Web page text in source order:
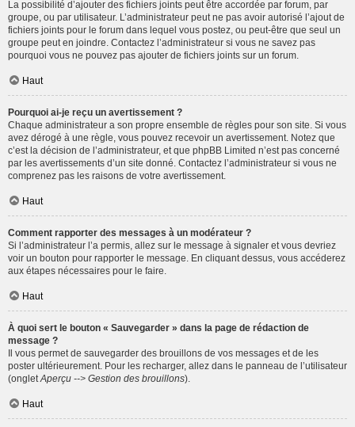
La possibilité d’ajouter des fichiers joints peut être accordée par forum, par
groupe, ou par utilisateur. L’administrateur peut ne pas avoir autorisé l’ajout de
fichiers joints pour le forum dans lequel vous postez, ou peut-être que seul un
groupe peut en joindre. Contactez l’administrateur si vous ne savez pas
pourquoi vous ne pouvez pas ajouter de fichiers joints sur un forum.
Haut
Pourquoi ai-je reçu un avertissement ?
Chaque administrateur a son propre ensemble de règles pour son site. Si vous
avez dérogé à une règle, vous pouvez recevoir un avertissement. Notez que
c’est la décision de l’administrateur, et que phpBB Limited n’est pas concerné
par les avertissements d’un site donné. Contactez l’administrateur si vous ne
comprenez pas les raisons de votre avertissement.
Haut
Comment rapporter des messages à un modérateur ?
Si l’administrateur l’a permis, allez sur le message à signaler et vous devriez
voir un bouton pour rapporter le message. En cliquant dessus, vous accéderez
aux étapes nécessaires pour le faire.
Haut
À quoi sert le bouton « Sauvegarder » dans la page de rédaction de
message ?
Il vous permet de sauvegarder des brouillons de vos messages et de les
poster ultérieurement. Pour les recharger, allez dans le panneau de l’utilisateur
(onglet Aperçu --> Gestion des brouillons).
Haut